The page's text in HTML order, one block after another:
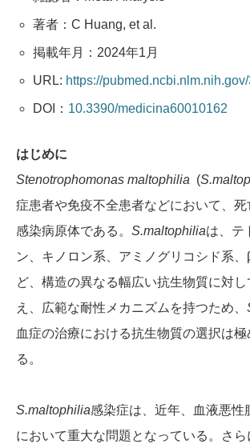
著者：C Huang, et al.
掲載年月：2024年1月
URL: https://
DOI： 10.3390/medicina60010162
はじめに
Stenotrophomonas maltophilia (
症患者や免疫不全患者などにおいて、
感染病原体である。 S.maltophiliaは、テ
ン、キノロン系、アミノグリコシド系
ど、構造の異なる幅広い抗生物質に対し
え、広範な耐性メカニズムを持つため、
血症の治療における抗生物質の選択は
る。
S.maltophilia感染症は、近年、血液悪性
において重大な問題となっている。さ